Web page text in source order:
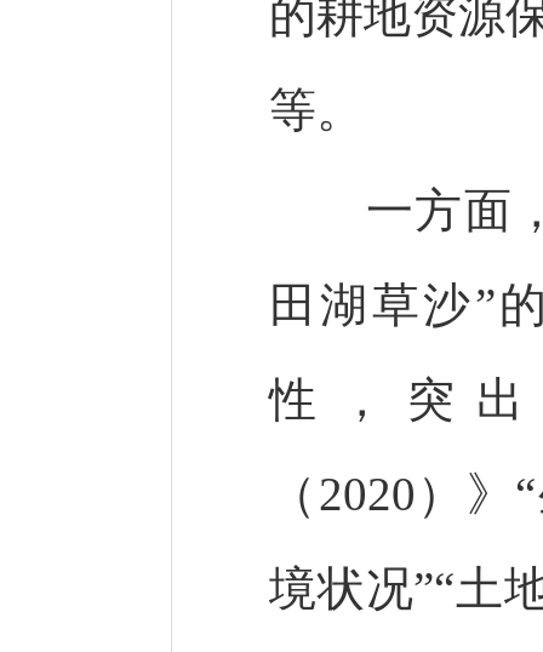
的耕地资源
等。
一方面，
田湖草沙”
性，突
（2020）
境状况”“土